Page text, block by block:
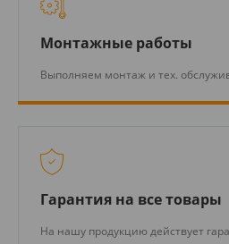
Монтажные работы
Выполняем монтаж и тех.
Гарантия на все товары
На нашу продукцию действует